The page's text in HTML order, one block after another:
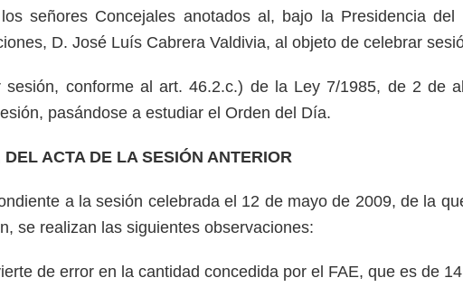
señores Concejales anotados al, bajo la Presidencia
D. José Luís Cabrera Valdivia, al objeto de celebrar
sesión, conforme al art. 46.2.c.) de la Ley 7/1985, de 2 de
pasándose a estudiar el Orden del Día.
ACTA DE LA SESIÓN ANTERIOR
a la sesión celebrada el 12 de mayo de 2009, de la
se realizan las siguientes observaciones:
de error en la cantidad concedida por el FAE, que es de